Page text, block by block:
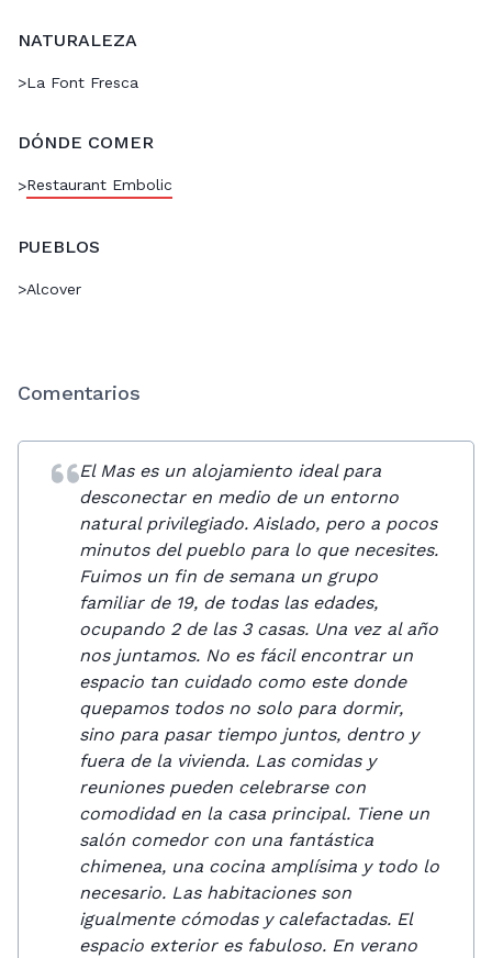
NATURALEZA
>La Font Fresca
DÓNDE COMER
>Restaurant Embolic
PUEBLOS
>Alcover
Comentarios
El Mas es un alojamiento ideal para
desconectar en medio de un entorno
natural privilegiado. Aislado, pero a pocos
minutos del pueblo para lo que necesites.
Fuimos un fin de semana un grupo
familiar de 19, de todas las edades,
ocupando 2 de las 3 casas. Una vez al año
nos juntamos. No es fácil encontrar un
espacio tan cuidado como este donde
quepamos todos no solo para dormir,
sino para pasar tiempo juntos, dentro y
fuera de la vivienda. Las comidas y
reuniones pueden celebrarse con
comodidad en la casa principal. Tiene un
salón comedor con una fantástica
chimenea, una cocina amplísima y todo lo
necesario. Las habitaciones son
igualmente cómodas y calefactadas. El
espacio exterior es fabuloso. En verano